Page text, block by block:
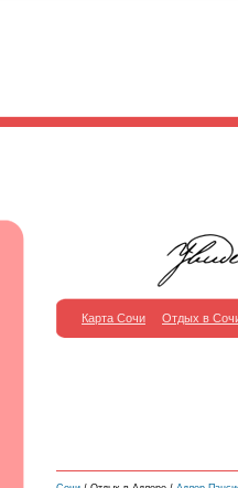
Карта Сочи Отдых в